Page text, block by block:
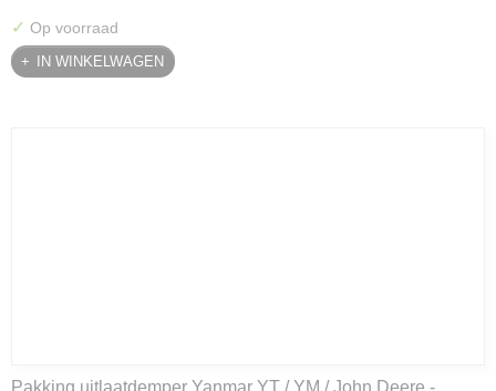
✓ Op voorraad
IN WINKELWAGEN
Pakking uitlaatdemper Yanmar YT / YM / John Deere -